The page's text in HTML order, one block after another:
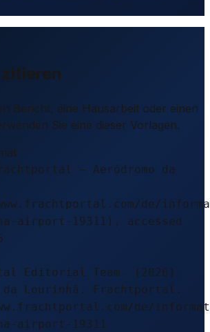
zitieren
Bericht, eine Hausarbeit oder einen
Sie eine dieser Vorlagen.
– Aeródromo da
de/
airport-19311), accessed
Editorial Team. (2026).
da Lourinhã. Frachtportal.
de/
airport-19311